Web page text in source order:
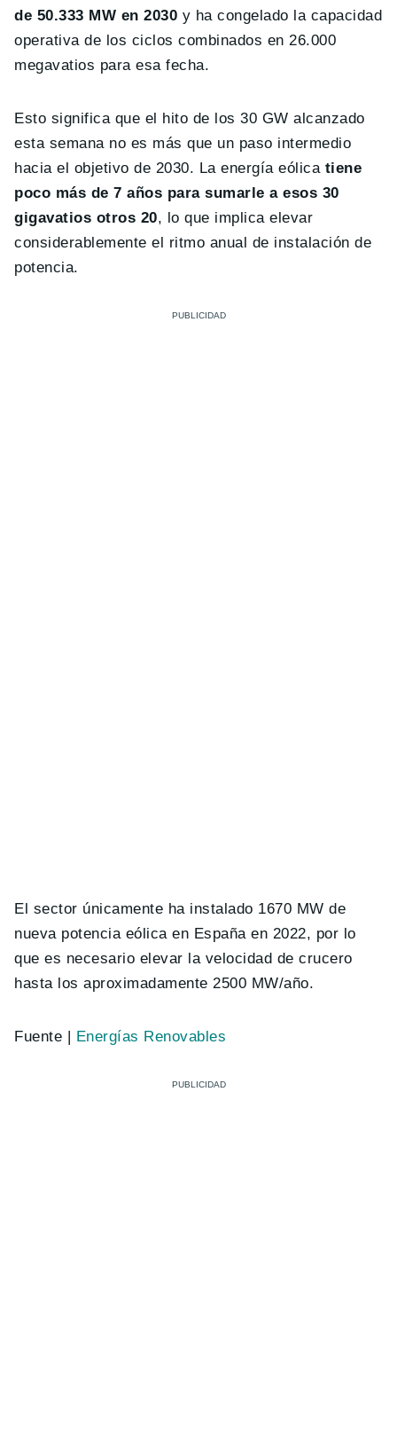
de 50.333 MW en 2030 y ha congelado la capacidad
operativa de los ciclos combinados en 26.000
megavatios para esa fecha.
Esto significa que el hito de los 30 GW alcanzado
esta semana no es más que un paso intermedio
hacia el objetivo de 2030. La energía eólica tiene
poco más de 7 años para sumarle a esos 30
gigavatios otros 20, lo que implica elevar
considerablemente el ritmo anual de instalación de
potencia.
El sector únicamente ha instalado 1670 MW de
nueva potencia eólica en España en 2022, por lo
que es necesario elevar la velocidad de crucero
hasta los aproximadamente 2500 MW/año.
Fuente | Energías Renovables